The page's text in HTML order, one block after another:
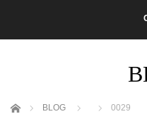
ホーム BLOG 0029